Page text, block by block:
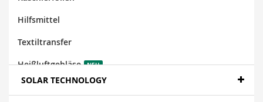
Hilfsmittel
Textiltransfer
Heißluftgebläse
NEU
SOLAR TECHNOLOGY